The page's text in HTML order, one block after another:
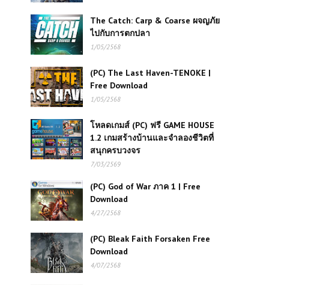
The Catch: Carp & Coarse ผจญภัย
ไปกับการตกปลา
1/05/2568
(PC) The Last Haven-TENOKE |
Free Download
1/05/2568
โหลดเกมส์ (PC) ฟรี GAME HOUSE
1.2 เกมสร้างบ้านและจำลองชีวิตที่
สนุกครบวงจร
7/03/2569
(PC) God of War ภาค 1 | Free
Download
4/27/2568
(PC) Bleak Faith Forsaken Free
Download
4/07/2568